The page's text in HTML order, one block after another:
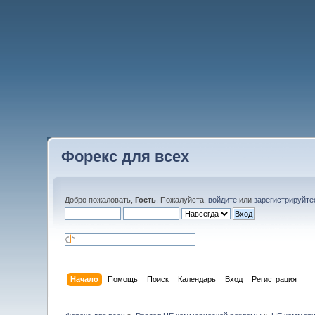
Форекс для всех
Добро пожаловать,Гость . Пожалуйста,войдите или
Начало Помощь Поиск Календарь Вход Регистрация